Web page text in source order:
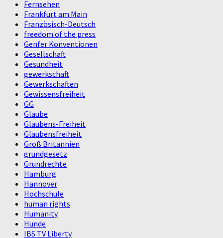
Fernsehen
Frankfurt am Main
Französisch-Deutsch
freedom of the press
Genfer Konventionen
Gesellschaft
Gesundheit
gewerkschaft
Gewerkschaften
Gewissensfreiheit
GG
Glaube
Glaubens-Freiheit
Glaubensfreiheit
Groß Britannien
grundgesetz
Grundrechte
Hamburg
Hannover
Hochschule
human rights
Humanity
Hunde
IBS TV Liberty